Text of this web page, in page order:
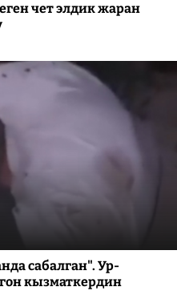
чет элдик жаран
сабалган". Ур-
кызматкердин